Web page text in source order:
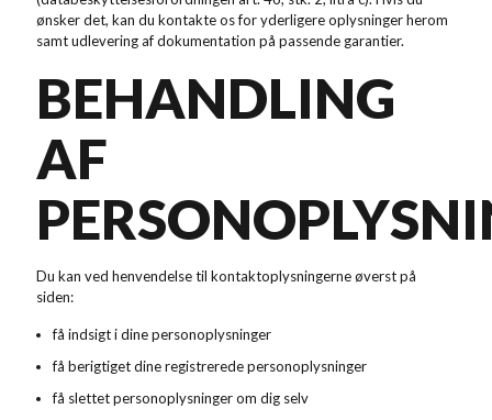
ønsker det, kan du kontakte os for yderligere oplysninger herom
samt udlevering af dokumentation på passende garantier.
BEHANDLING
AF
Du kan ved henvendelse til kontaktoplysningerne øverst på
siden:
få indsigt i dine personoplysninger
få berigtiget dine registrerede personoplysninger
få slettet personoplysninger om dig selv